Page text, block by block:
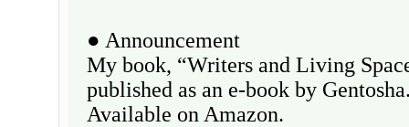
● Announcement
My book, “Writers and Living
published as an e-book by
Available on Amazon.